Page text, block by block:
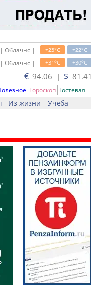
+22oC
+23oC
Облачно |
+30oC
+31oC
Облачно |
€ 94.06 | $ 81.41
Гороскоп Гостевая
Из жизни Учеба